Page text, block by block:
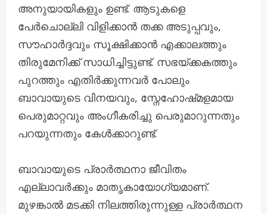
അനുയായികളും ഉണ്ട്. ആടുകളെ
പേർചൊല്ലി വിളിക്കാൻ തക്ക അടുപ്പവും,
സൗഹാർദ്ദവും സൂക്ഷിക്കാൻ എക്കാലത്തും
തിരുമേനിക്ക് സാധിച്ചിട്ടുണ്ട്. സഭയ്ക്കകത്തും
പുറത്തും എതിർക്കുന്നവർ പോലും
ബാവായുടെ വിനയവും, സ്നേഹോഷ്‌മളമായ
പെരുമാറ്റവും അംഗീകരിച്ചു പെരുമാറുന്നതും
പറയുന്നതും കേൾക്കാറുണ്ട്.
ബാവായുടെ പ്രാർത്ഥനാ ജീവിതം
എല്ലാവർക്കും മാതൃകായോഗ്യമാണ്.
മുഴങ്കാൽ മടക്കി നിലത്തിരുന്നുള്ള പ്രാർത്ഥന